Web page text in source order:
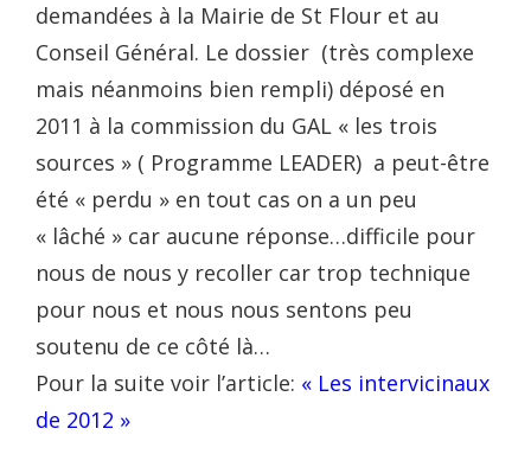
demandées à la Mairie de St Flour et au
Conseil Général. Le dossier (très complexe
mais néanmoins bien rempli) déposé en
2011 à la commission du GAL « les trois
sources » ( Programme LEADER) a peut-être
été « perdu » en tout cas on a un peu
« lâché » car aucune réponse…difficile pour
nous de nous y recoller car trop technique
pour nous et nous nous sentons peu
soutenu de ce côté là…
Pour la suite voir l’article: « Les intervicinaux
de 2012 »